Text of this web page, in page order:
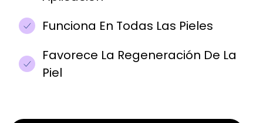
Funciona En Todas Las Pieles
Favorece La Regeneración De La
Piel